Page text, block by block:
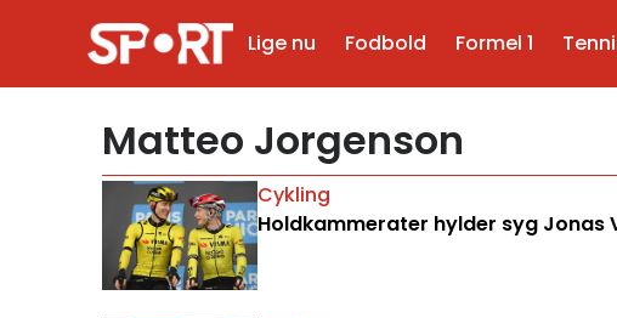
Lige nu Fodbold Formel 1
Matteo Jorgenson
Cykling
Holdkammerater hylder syg Jonas